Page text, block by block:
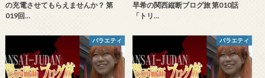
の充電させてもらえませんか？ 第
019回…
早希の関西縦断ブログ旅 第010話
「トリ…
バラエティ バラエティ